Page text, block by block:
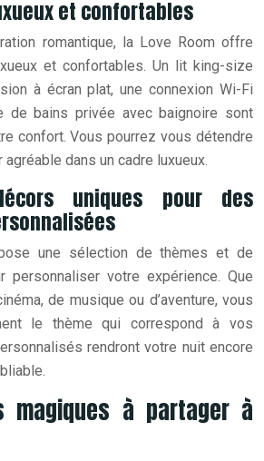
et confortables
romantique, la Love Room offre
et confortables. Un lit king-size
à écran plat, une connexion Wi-Fi
de bains privée avec baignoire sont
confort. Vous pourrez vous détendre
agréable dans un cadre luxueux.
uniques pour des
une sélection de thèmes et de
personnaliser votre expérience. Que
de musique ou d’aventure, vous
le thème qui correspond à vos
rendront votre nuit encore
magiques à partager à